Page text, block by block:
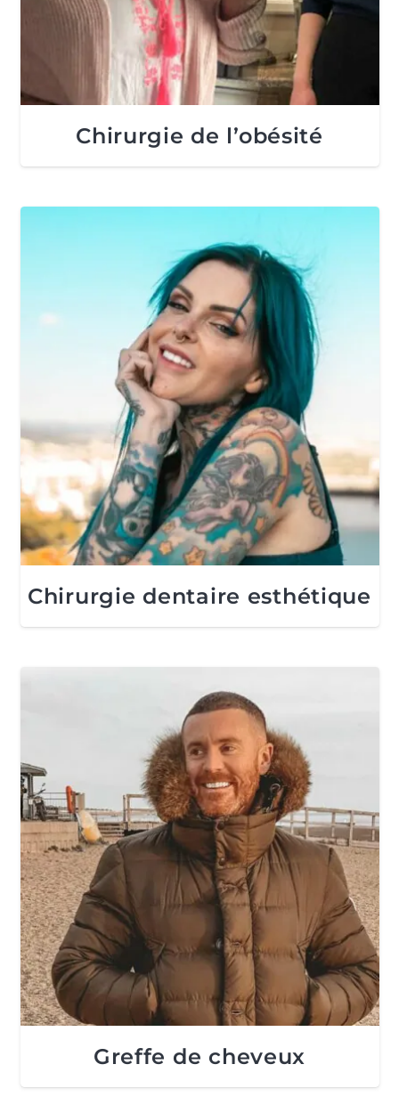
Chirurgie de l’obésité
Chirurgie dentaire esthétique
Greffe de cheveux